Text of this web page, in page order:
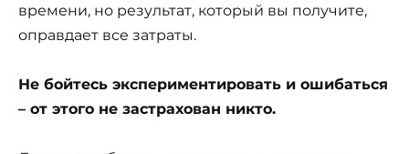
времени, но результат, который вы получите,
оправдает все затраты.
Не бойтесь экспериментировать и ошибаться
– от этого не застрахован никто.